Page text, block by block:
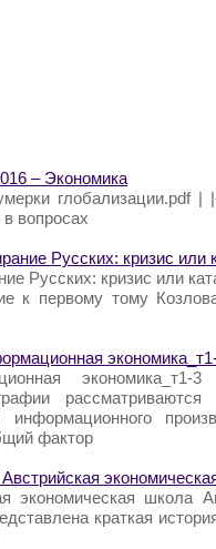
– Экономика
глобализации.pdf |
вопросах
Русских: кризис или
Русских: кризис или
к первому тому
рассматриваются
фактор
экономическая школа
краткая